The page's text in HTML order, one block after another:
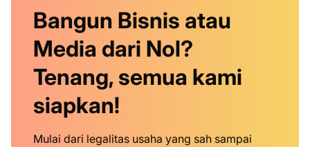
Bangun Bisnis atau
Media dari Nol?
Tenang, semua kami
siapkan!
Mulai dari legalitas usaha yang sah sampai